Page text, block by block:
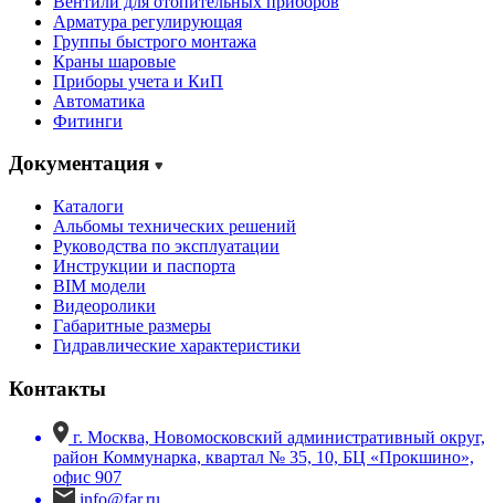
Арматура регулирующая
Группы быстрого монтажа
Краны шаровые
Приборы учета и КиП
Автоматика
Фитинги
Документация
Каталоги
Альбомы технических решений
Руководства по эксплуатации
Инструкции и паспорта
BIM модели
Видеоролики
Габаритные размеры
Гидравлические характеристики
Контакты
г. Москва, Новомосковский административный округ,
район Коммунарка, квартал № 35, 10, БЦ «Прокшино»,
офис 907